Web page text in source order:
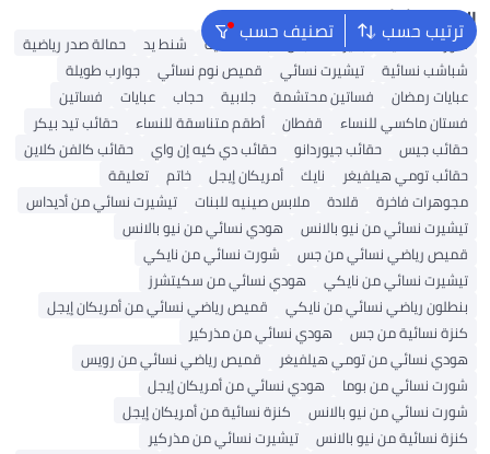
ترتيب حسب تصنيف حسب البحث الشائع
شورتات نسائية بلايز ملابس سباحة نسائية شنط يد
حمالة صدر رياضية
شباشب نسائية
تيشيرت نسائي قميص نوم نسائي
جوارب طويلة
عبايات رمضان
فساتين محتشمة جلابية حجاب عبايات
فساتين
فستان ماكسي للنساء
قفطان أطقم متناسقة للنساء
حقائب تيد بيكر
حقائب جيس
حقائب جيوردانو حقائب دي كيه إن واي
حقائب كالفن كلاين
حقائب تومي هيلفيغر
نايك أمريكان إيجل خاتم
تعليقة
مجوهرات فاخرة
قلادة ملابس صينيه للبنات
تيشيرت نسائي من أديداس
تيشيرت نسائي من نيو بالانس
هودي نسائي من نيو بالانس
قميص رياضي نسائي من جس
شورت نسائي من نايكي
تيشيرت نسائي من نايكي
هودي نسائي من سكيتشرز
بنطلون رياضي نسائي من نايكي
قميص رياضي نسائي من أمريكان إيجل
كنزة نسائية من جس
هودي نسائي من مذركير
هودي نسائي من تومي هيلفيغر
قميص رياضي نسائي من رويس
شورت نسائي من بوما
هودي نسائي من أمريكان إيجل
شورت نسائي من نيو بالانس
كنزة نسائية من أمريكان إيجل
كنزة نسائية من نيو بالانس
تيشيرت نسائي من مذركير